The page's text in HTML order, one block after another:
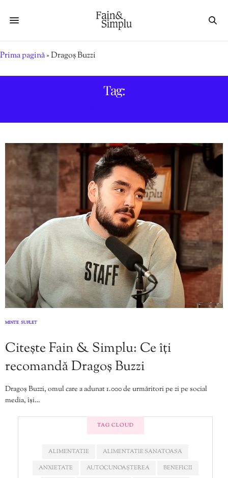
Prima pagină»Dragoș Buzzi
Tag:
MINTE SUFLET
Citește Fain & Simplu: Ce îți
recomandă Dragoș Buzzi
Dragoș Buzzi, omul care a adunat 1.000 de urmăritori pe zi pe social
media, își…
TAG CLOUD
ALIMENTATIE
ALIMENTATIE SANATOASA
ANXIETATE
AUTOCUNOAȘTEREA
BENEFICII